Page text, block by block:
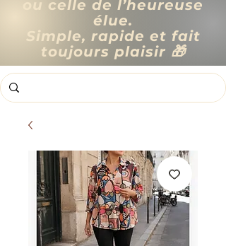
ou celle de l’heureuse
élue.
Simple, rapide et fait
toujours plaisir 🎁